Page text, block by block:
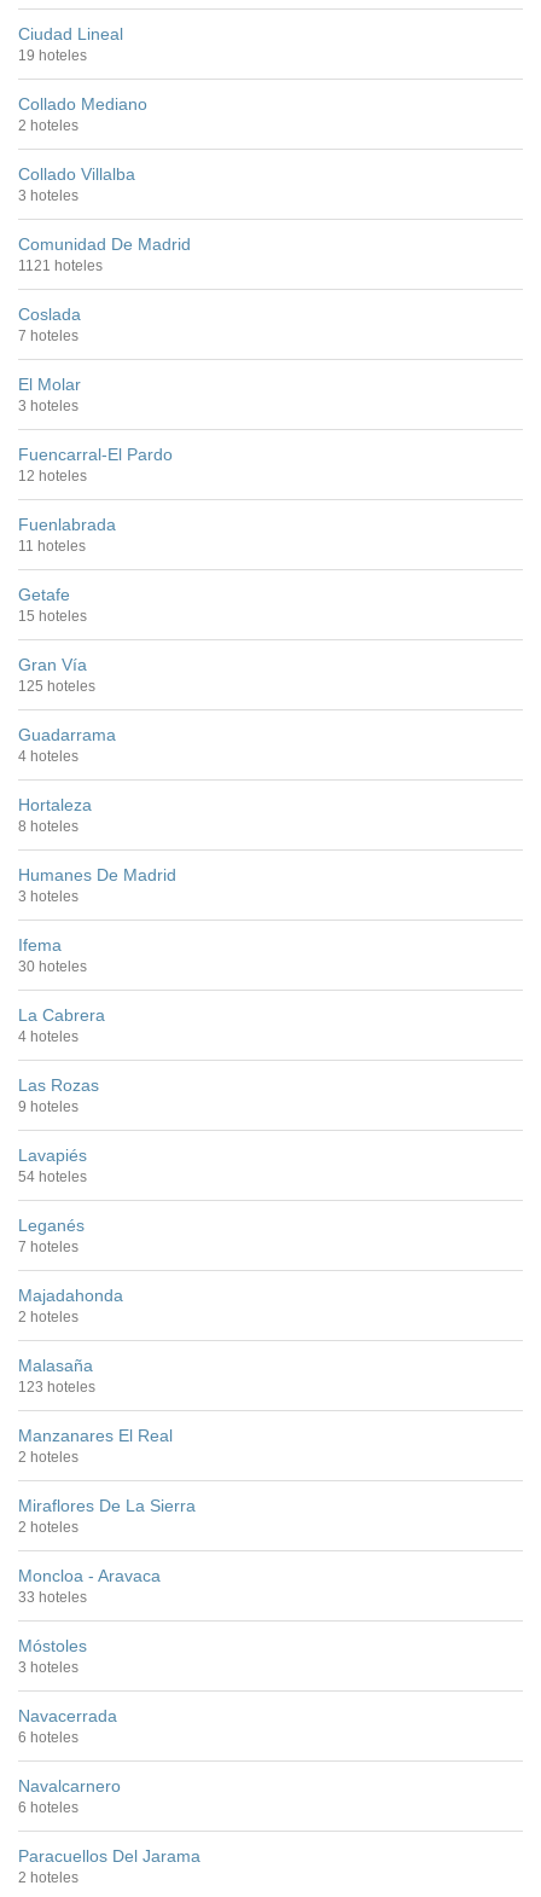
Ciudad Lineal
19 hoteles
Collado Mediano
2 hoteles
Collado Villalba
3 hoteles
Comunidad De Madrid
1121 hoteles
Coslada
7 hoteles
El Molar
3 hoteles
Fuencarral-El Pardo
12 hoteles
Fuenlabrada
11 hoteles
Getafe
15 hoteles
Gran Vía
125 hoteles
Guadarrama
4 hoteles
Hortaleza
8 hoteles
Humanes De Madrid
3 hoteles
Ifema
30 hoteles
La Cabrera
4 hoteles
Las Rozas
9 hoteles
Lavapiés
54 hoteles
Leganés
7 hoteles
Majadahonda
2 hoteles
Malasaña
123 hoteles
Manzanares El Real
2 hoteles
Miraflores De La Sierra
2 hoteles
Moncloa - Aravaca
33 hoteles
Móstoles
3 hoteles
Navacerrada
6 hoteles
Navalcarnero
6 hoteles
Paracuellos Del Jarama
2 hoteles